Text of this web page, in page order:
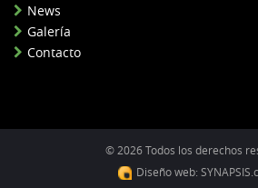
News
Galería
Contacto
© 2026 Todos los derechos
Diseño web: